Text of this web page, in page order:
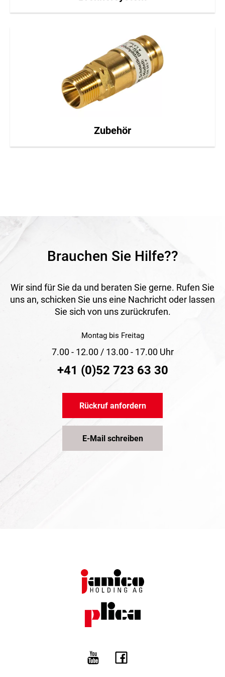
Zubehör
Brauchen Sie Hilfe??
Wir sind für Sie da und beraten Sie gerne. Rufen Sie
uns an, schicken Sie uns eine Nachricht oder lassen
Sie sich von uns zurückrufen.
Montag bis Freitag
7.00 - 12.00 / 13.00 - 17.00 Uhr
+41 (0)52 723 63 30
Rückruf anfordern
E-Mail schreiben